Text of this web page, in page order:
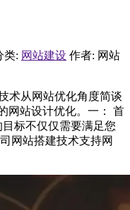
类: 网站建设 作者: 网站
术从网站优化角度简谈
网站设计优化。一： 首
标不仅仅需要满足您
网站搭建技术支持网